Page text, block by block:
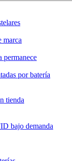
marca
permanece
por batería
tienda
bajo demanda